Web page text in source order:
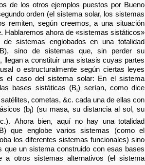
de los otros ejemplos puestos por Bueno
orden (el sistema solar, los sistemas
remiten, según creemos, a una situación
Hablaremos ahora de «sistemas sistáticos»
sistemas englobados en una totalidad
sino de sistemas que, sin perder su
llegan a constituir una sistasis cuyas partes
o estructuralmente según ciertas leyes
el caso del sistema solar: En el sistema
bases sistáticas (Bi) serían, como dice
cometas, &c. cada una de ellas con
(bi) (su masa, su distancia al sol, su
Ahora bien, aquí no hay una totalidad
que englobe varios sistemas (como el
los diferentes sistemas funcionales) sino
que un sistema construido con esas bases
a otros sistemas alternativos (el sistema